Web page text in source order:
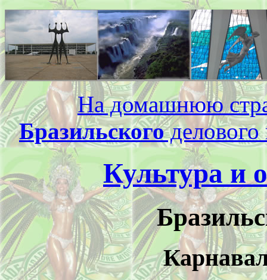
На домашнюю
Бразильскогоделового
Культура и